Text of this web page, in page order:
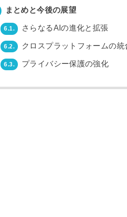
まとめと今後の展望
6.1. さらなるAIの進化と拡張
6.2. クロスプラットフォームの統
6.3. プライバシー保護の強化